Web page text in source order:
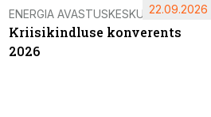
ENERGIA AVASTUSKESKUS
Kriisikindluse konverents
2026
22.09.2026